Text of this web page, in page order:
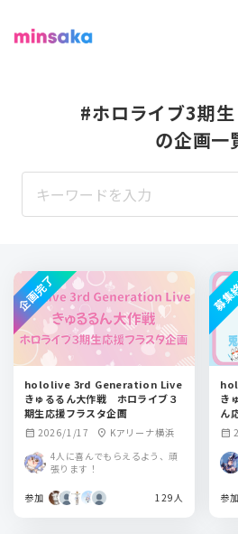
#ホロライブ3期
の企画一
hololive 3rd Generation Live
きゅるるん大作戦 ホロライブ３
期生応援フラスタ企画
calendar_month 2026/1/17 location_on Kアリーナ横浜
4人に喜んでもらえるよう、頑
張ります！
参加 129人
企画完了
き
ん
calendar_month
参加
募